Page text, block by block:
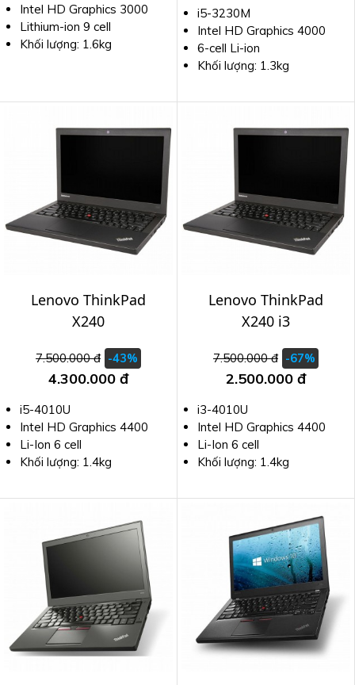
Intel HD Graphics 3000
Lithium-ion 9 cell
Khối lượng: 1.6kg
i5-3230M
Intel HD Graphics 4000
6-cell Li-ion
Khối lượng: 1.3kg
Lenovo ThinkPad
X240
7.500.000 đ -43%
4.300.000 đ
i5-4010U
Intel HD Graphics 4400
Li-Ion 6 cell
Khối lượng: 1.4kg
Lenovo ThinkPad
X240 i3
7.500.000 đ -67%
2.500.000 đ
i3-4010U
Intel HD Graphics 4400
Li-Ion 6 cell
Khối lượng: 1.4kg